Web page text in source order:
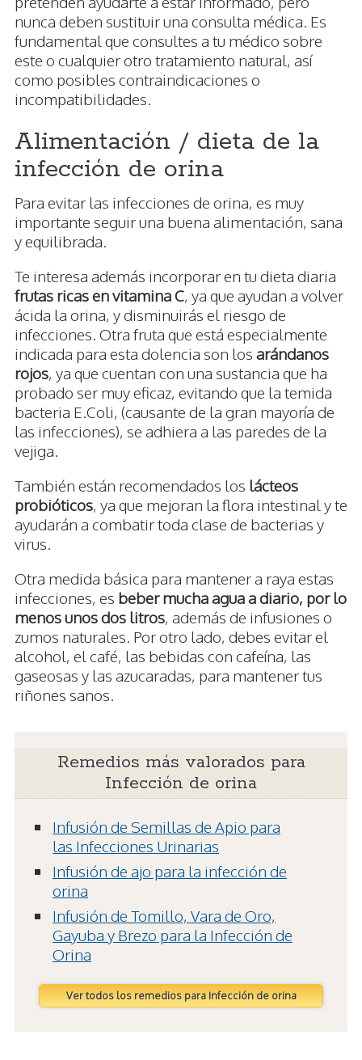
nunca deben sustituir una consulta médica. Es
fundamental que consultes a tu médico sobre
este o cualquier otro tratamiento natural, así
como posibles contraindicaciones o
incompatibilidades.
Alimentación / dieta de la
infección de orina
Para evitar las infecciones de orina, es muy
importante seguir una buena alimentación, sana
y equilibrada.
Te interesa además incorporar en tu dieta diaria
frutas ricas en vitamina C, ya que ayudan a volver
ácida la orina, y disminuirás el riesgo de
infecciones. Otra fruta que está especialmente
indicada para esta dolencia son los arándanos
rojos, ya que cuentan con una sustancia que ha
probado ser muy eficaz, evitando que la temida
bacteria E.Coli, (causante de la gran mayoría de
las infecciones), se adhiera a las paredes de la
vejiga.
También están recomendados los lácteos
probióticos, ya que mejoran la flora intestinal y te
ayudarán a combatir toda clase de bacterias y
virus.
Otra medida básica para mantener a raya estas
infecciones, es beber mucha agua a diario, por lo
menos unos dos litros, además de infusiones o
zumos naturales. Por otro lado, debes evitar el
alcohol, el café, las bebidas con cafeína, las
gaseosas y las azucaradas, para mantener tus
riñones sanos.
Remedios más valorados para
Infección de orina
Infusión de Semillas de Apio para
las Infecciones Urinarias
Infusión de ajo para la infección de
orina
Infusión de Tomillo, Vara de Oro,
Gayuba y Brezo para la Infección de
Orina
Ver todos los remedios para Infección de orina